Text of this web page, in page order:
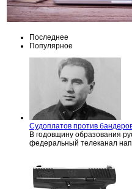
Последнее
Популярное
Судоплатов против
В годовщину образования
федеральный телеканал